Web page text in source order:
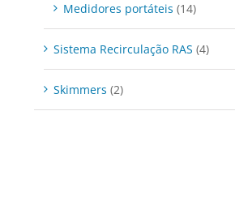
Medidores portáteis (14)
Sistema Recirculação RAS (4)
Skimmers (2)